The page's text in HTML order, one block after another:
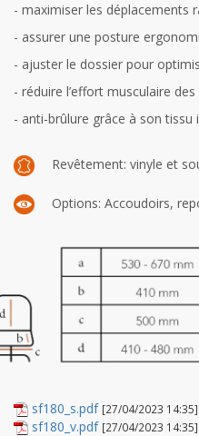
- maximiser les déplacements
- assurer une posture
- ajuster le dossier pour
- réduire l’effort musculaire
- anti-brûlure grâce à son tissu
Revêtement: vinyle et
Options: Accoudoirs,
sf180_s.pdf [27/04/2023
sf180_v.pdf [27/04/2023